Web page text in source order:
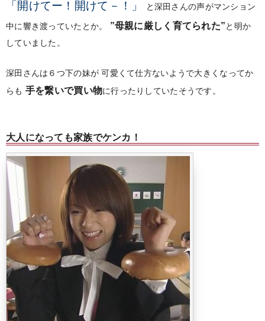
「開けてー！開けて－！」 と深田さんの声がマンション
中に響き渡っていたとか。 ”母親に厳しく育てられた”と明か
していました。
深田さんは６つ下の妹が 可愛くて仕方ないようで大きくなってか
らも 手を繋いで買い物に行ったりしていたそうです。
大人になっても家族でケンカ！